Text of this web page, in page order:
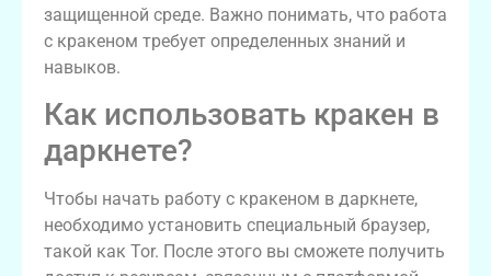
защищенной среде. Важно понимать, что работа
с кракеном требует определенных знаний и
навыков.
Как использовать кракен в
даркнете?
Чтобы начать работу с кракеном в даркнете,
необходимо установить специальный браузер,
такой как Tor. После этого вы сможете получить